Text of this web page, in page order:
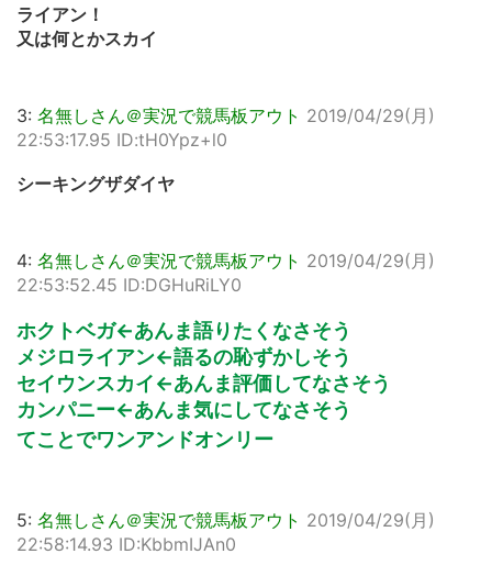
ライアン！
又は何とかスカイ
3: 名無しさん＠実況で競馬板アウト 2019/04/29(月)
22:53:17.95 ID:tH0Ypz+l0
シーキングザダイヤ
4: 名無しさん＠実況で競馬板アウト 2019/04/29(月)
22:53:52.45 ID:DGHuRiLY0
ホクトベガ←あんま語りたくなさそう
メジロライアン←語るの恥ずかしそう
セイウンスカイ←あんま評価してなさそう
カンパニー←あんま気にしてなさそう
てことでワンアンドオンリー
5: 名無しさん＠実況で競馬板アウト 2019/04/29(月)
22:58:14.93 ID:KbbmIJAn0